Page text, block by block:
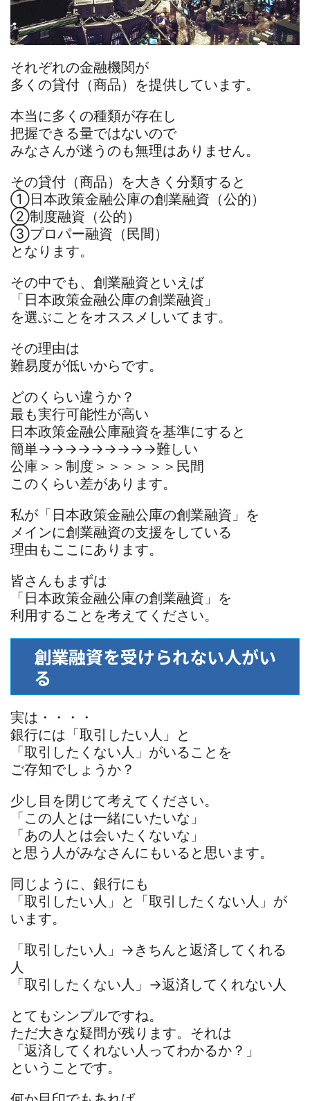
それぞれの金融機関が
多くの貸付（商品）を提供しています。
本当に多くの種類が存在し
把握できる量ではないので
みなさんが迷うのも無理はありません。
その貸付（商品）を大きく分類すると
①日本政策金融公庫の創業融資（公的）
②制度融資（公的）
③プロパー融資（民間）
となります。
その中でも、創業融資といえば
「日本政策金融公庫の創業融資」
を選ぶことをオススメしいてます。
その理由は
難易度が低いからです。
どのくらい違うか？
最も実行可能性が高い
日本政策金融公庫融資を基準にすると
簡単→→→→→→→→→難しい
公庫＞＞制度＞＞＞＞＞＞民間
このくらい差があります。
私が「日本政策金融公庫の創業融資」を
メインに創業融資の支援をしている
理由もここにあります。
皆さんもまずは
「日本政策金融公庫の創業融資」を
利用することを考えてください。
創業融資を受けられない人がい
る
実は・・・・
銀行には「取引したい人」と
「取引したくない人」がいることを
ご存知でしょうか？
少し目を閉じて考えてください。
「この人とは一緒にいたいな」
「あの人とは会いたくないな」
と思う人がみなさんにもいると思います。
同じように、銀行にも
「取引したい人」と「取引したくない人」が
います。
「取引したい人」→きちんと返済してくれる
人
「取引したくない人」→返済してくれない人
とてもシンプルですね。
ただ大きな疑問が残ります。それは
「返済してくれない人ってわかるか？」
ということです。